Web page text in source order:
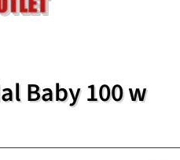
Baby 100 w